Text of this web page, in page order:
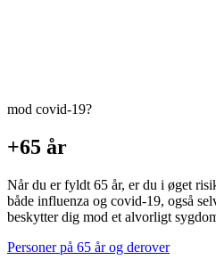
mod covid-19?
+65 år
Når du er fyldt 65 år, er du i øget
både influenza og covid-19, også
beskytter dig mod et alvorligt
Personer på 65 år og derover